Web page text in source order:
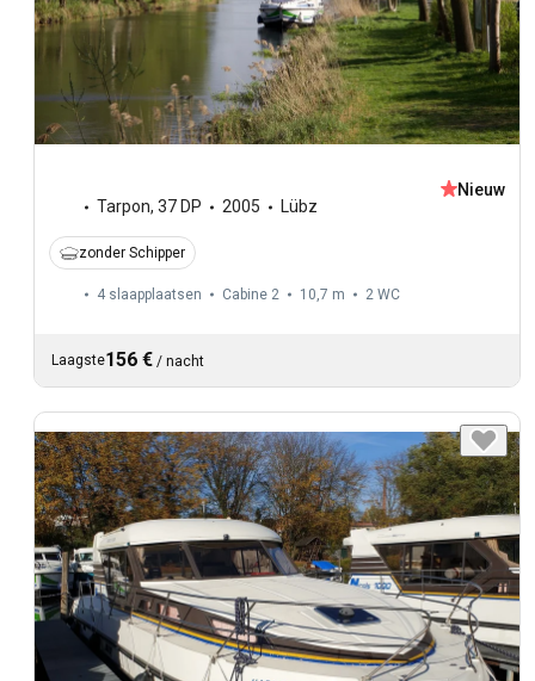
Tarpon, 37 DP 2005 Lübz
Nieuw
zonder Schipper
4 slaapplaatsen Cabine 2 10,7 m 2 WC
Laagste156 € / nacht